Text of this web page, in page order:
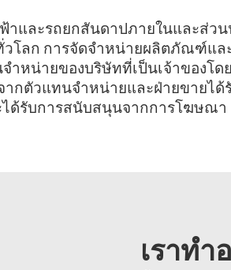
าและรถยกสันดาปภายในและส่วน
วโลก การจัดจำหน่ายผลิตภัณฑ์แล
ำหน่ายของบริษัทที่เป็นเจ้าของโด
กตัวแทนจำหน่ายและฝ่ายขายได้
ด้รับการสนับสนุนจากการโฆษณา
เราทำ